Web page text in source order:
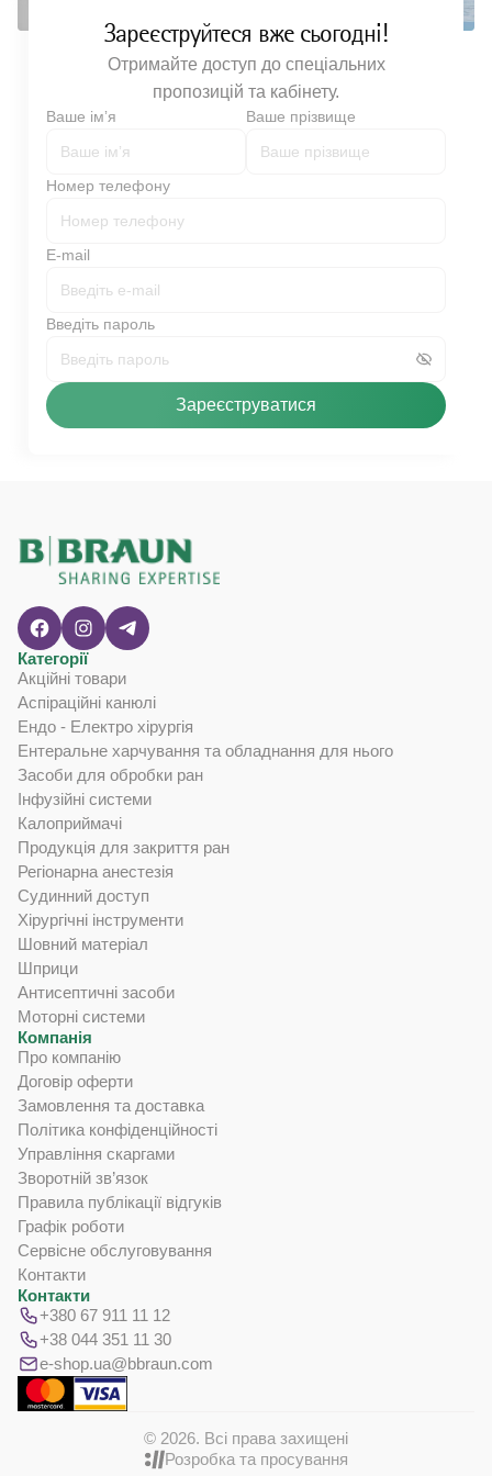
Зареєструйтеся вже сьогодні!
Отримайте доступ до спеціальних
пропозицій та кабінету.
Ваше імʼя Ваше прізвище
Номер телефону
E-mail
Введіть пароль
Зареєструватися
Категорії
Акційні товари
Аспіраційні канюлі
Ендо - Електро хірургія
Ентеральне харчування та обладнання для нього
Засоби для обробки ран
Інфузійні системи
Калоприймачі
Продукція для закриття ран
Регіонарна анестезія
Судинний доступ
Хірургічні інструменти
Шовний матеріал
Шприци
Антисептичні засоби
Моторні системи
Компанія
Про компанію
Договір оферти
Замовлення та доставка
Політика конфіденційності
Управління скаргами
Зворотній зв’язок
Правила публікації відгуків
Графік роботи
Сервісне обслуговування
Контакти
Контакти
+380 67 911 11 12
+38 044 351 11 30
e-shop.ua@bbraun.com
© 2026. Всі права захищені
Розробка та просування